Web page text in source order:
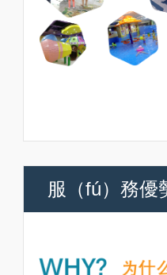
服（fú）務優